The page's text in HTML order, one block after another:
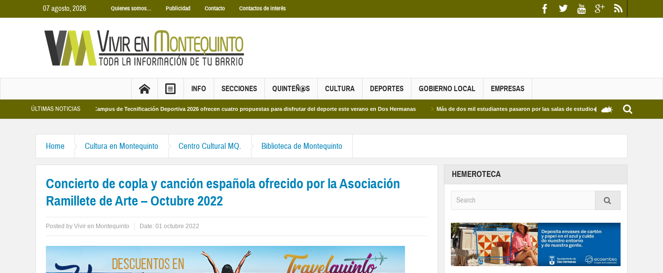
07 agosto, 2026 Quienes somos… Publicidad Contacto Contactos de interés
INFO SECCIONES QUINTEÑ@S CULTURA DEPORTES GOBIERNO LOCAL EMPRESAS
ÚLTIMAS NOTICIAS
Los Campus de Tecnificación Deportiva 2026 ofrecen cuatro propuestas para disfrutar del deporte este verano en Dos Hermanas Más de dos mil estudiantes pasaron por las salas de estudio de las Bibliotecas Municipales y del
Home Cultura en Montequinto Centro Cultural MQ. Biblioteca de Montequinto
Concierto de copla y canción española ofrecido por la Asociación
Ramillete de Arte – Octubre 2022
Posted by Vivir en Montequinto Date: 01 octubre 2022
HEMEROTECA